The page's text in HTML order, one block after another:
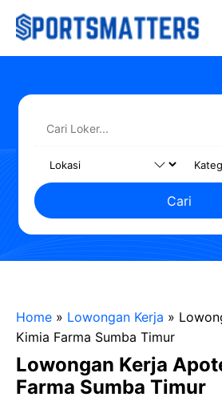
Langsung
Cari
Home » Lowongan Kerja »
Kimia Farma Sumba Timur
Lowongan Kerja
Farma Sumba Timur